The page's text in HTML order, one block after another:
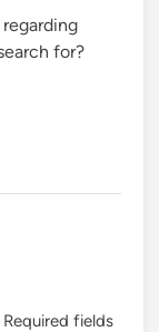
for?
Required fields